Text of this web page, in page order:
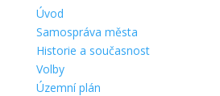
Úvod
Samospráva města
Historie a současnost
Volby
Územní plán